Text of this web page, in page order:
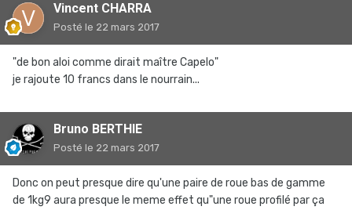
Vincent CHARRA
Posté le 22 mars 2017
"de bon aloi comme dirait maître Capelo"
je rajoute 10 francs dans le nourrain...
Bruno BERTHIE
Posté le 22 mars 2017
Donc on peut presque dire qu'une paire de roue bas de gamme
de 1kg9 aura presque le meme effet qu"une roue profilé par ça